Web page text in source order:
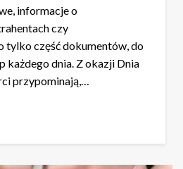
informacje o
czy
tylko część dokumentów, do
każdego dnia. Z okazji Dnia
przypominają,…